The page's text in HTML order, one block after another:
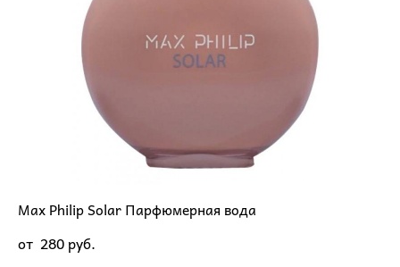
Max Philip Solar Парфюмерная вода
от 280 pуб.